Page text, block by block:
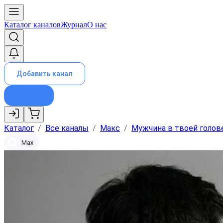
Каталог каналовЖурналО нас
Добавить канал
Каталог / Все каналы / Макс / Мужчина в твоей
Max